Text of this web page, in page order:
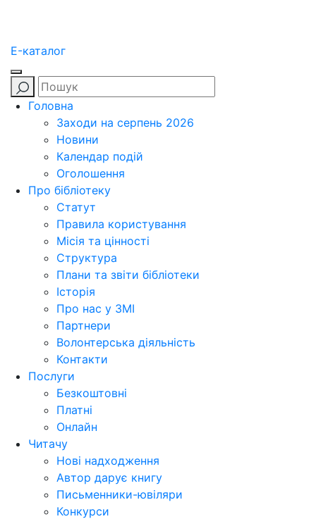
E-каталог
Головна
Заходи на серпень 2026
Новини
Календар подій
Оголошення
Про бібліотеку
Статут
Правила користування
Місія та цінності
Структура
Плани та звіти бібліотеки
Історія
Про нас у ЗМІ
Партнери
Волонтерська діяльність
Контакти
Послуги
Безкоштовні
Платні
Онлайн
Читачу
Нові надходження
Автор дарує книгу
Письменники-ювіляри
Конкурси